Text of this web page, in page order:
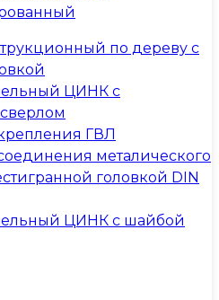
по дереву с
ЦИНК с
ГВЛ
металического
головкой DIN
ЦИНК с шайбой